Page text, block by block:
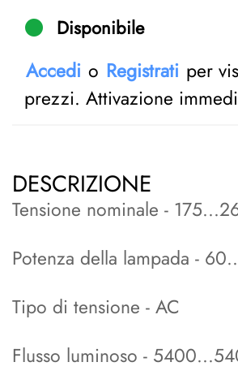
Disponibile
Accedi o Registrati per
prezzi. Attivazione
DESCRIZIONE
Tensione nominale -
Potenza della lampada -
Tipo di tensione - AC
Flusso luminoso -